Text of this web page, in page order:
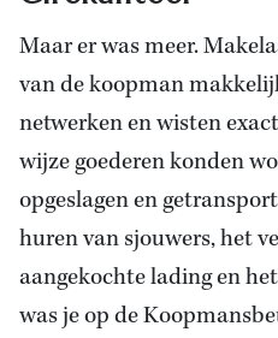
Maar er was meer.
van de koopman
netwerken en wisten
wijze goederen konden
opgeslagen en
huren van sjouwers, het
aangekochte lading en
was je op de